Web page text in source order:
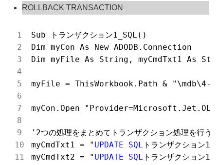
ROLLBACK TRANSACTION
Sub トランザクション1_SQL()
Dim myCon As New ADODB.Connection
Dim myFile As String, myCmdTxt1 As
myFile = ThisWorkbook.Path & "\mdb\4-
myCon.Open
'2つの処理をまとめてトランザクション処理を行う
myCmdTxt1 = " UPDATE SQL トランザクション1
myCmdTxt2 = " UPDATE SQL トランザクション1